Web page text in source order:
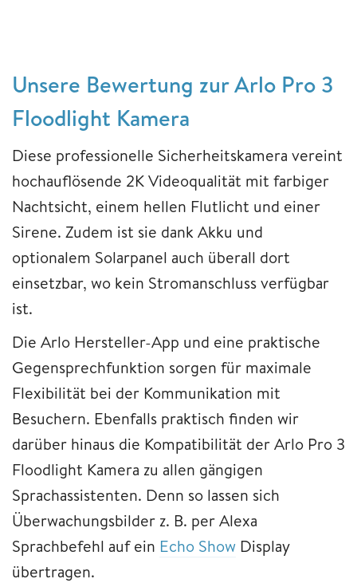
Unsere Bewertung zur Arlo Pro 3
Floodlight Kamera
Diese professionelle Sicherheitskamera vereint
hochauflösende 2K Videoqualität mit farbiger
Nachtsicht, einem hellen Flutlicht und einer
Sirene. Zudem ist sie dank Akku und
optionalem Solarpanel auch überall dort
einsetzbar, wo kein Stromanschluss verfügbar
ist.
Die Arlo Hersteller-App und eine praktische
Gegensprechfunktion sorgen für maximale
Flexibilität bei der Kommunikation mit
Besuchern. Ebenfalls praktisch finden wir
darüber hinaus die Kompatibilität der Arlo Pro 3
Floodlight Kamera zu allen gängigen
Sprachassistenten. Denn so lassen sich
Überwachungsbilder z. B. per Alexa
Sprachbefehl auf ein Echo Show Display
übertragen.